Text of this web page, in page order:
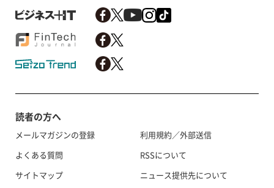
読者の方へ
メールマガジンの登録
よくある質問
サイトマップ
利用規約／外部送信
RSSについて
ニュース提供先について